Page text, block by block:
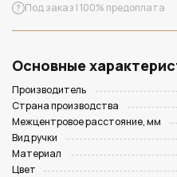
Под заказ | 100% предоплата
Основные
Производитель
Страна производства
Межцентровое расстояние, мм
Вид ручки
Материал
Цвет